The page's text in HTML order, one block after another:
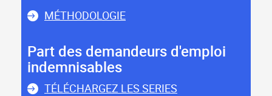
MÉTHODOLOGIE
Part des demandeurs d'emploi
indemnisables
TÉLÉCHARGEZ LES SERIES